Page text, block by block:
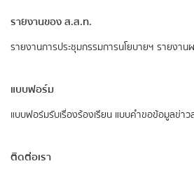
รายงานของ ส.ส.ท.
รายงานการประชุมกรรมการนโยบายฯ รายงาน
แบบฟอร์ม
แบบฟอร์มรับเรื่องร้องเรียน แบบคำขอข้อมูลข่าว
ติดต่อเรา